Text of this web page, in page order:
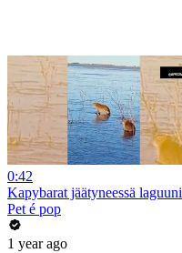
0:42
Kapybarat jäätyneessä
Pet é pop
1 year ago